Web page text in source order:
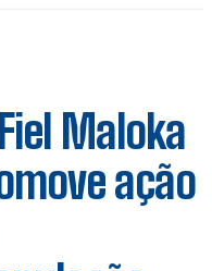
Maloka
ação